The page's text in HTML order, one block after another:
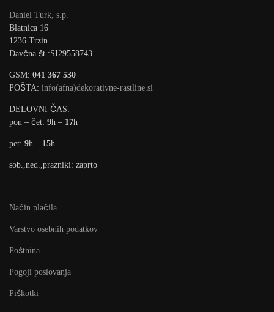
Daniel Turk, s.p.
Blatnica 16
1236 Trzin
Davčna št.:SI29558743
GSM: 041 367 530
POŠTA: info(afna)dekorativne-rastline.si
DELOVNI ČAS:
pon – čet: 9h – 17h
pet: 9h – 15h
sob.,ned.,prazniki: zaprto
Način plačila
Varstvo osebnih podatkov
Poštnina
Pogoji poslovanja
Piškotki